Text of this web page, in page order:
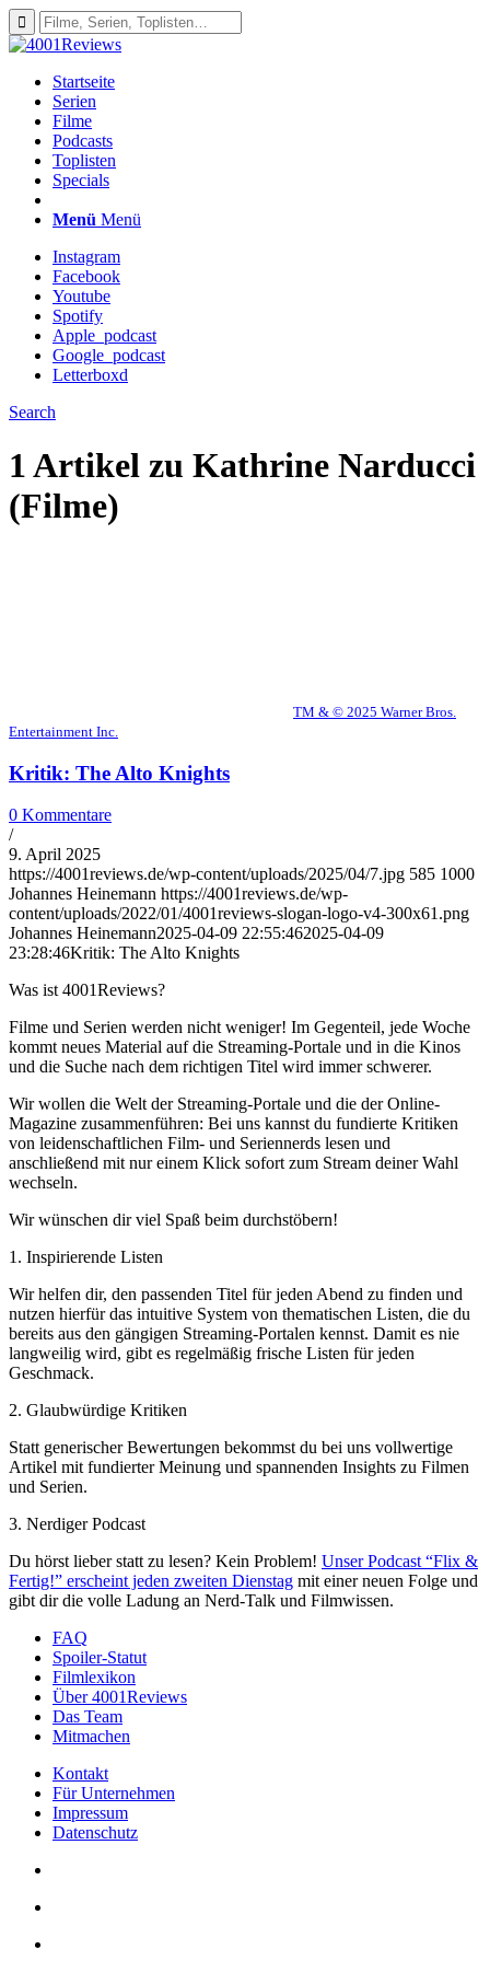
Startseite
Serien
Filme
Podcasts
Toplisten
Specials
Menü Menü
Instagram
Facebook
Youtube
Spotify
Apple_podcast
Google_podcast
Letterboxd
Search
1 Artikel zu Kathrine Narducci
(Filme)
TM & © 2025 Warner Bros.
Entertainment Inc.
Kritik: The Alto Knights
0 Kommentare
/
9. April 2025
https://4001reviews.de/wp-content/uploads/2025/04/7.jpg 585 1000
Johannes Heinemann https://4001reviews.de/wp-
content/uploads/2022/01/4001reviews-slogan-logo-v4-300x61.png
Johannes Heinemann2025-04-09 22:55:462025-04-09
23:28:46Kritik: The Alto Knights
Was ist 4001Reviews?
Filme und Serien werden nicht weniger! Im Gegenteil, jede Woche
kommt neues Material auf die Streaming-Portale und in die Kinos
und die Suche nach dem richtigen Titel wird immer schwerer.
Wir wollen die Welt der Streaming-Portale und die der Online-
Magazine zusammenführen: Bei uns kannst du fundierte Kritiken
von leidenschaftlichen Film- und Seriennerds lesen und
anschließend mit nur einem Klick sofort zum Stream deiner Wahl
wechseln.
Wir wünschen dir viel Spaß beim durchstöbern!
1. Inspirierende Listen
Wir helfen dir, den passenden Titel für jeden Abend zu finden und
nutzen hierfür das intuitive System von thematischen Listen, die du
bereits aus den gängigen Streaming-Portalen kennst. Damit es nie
langweilig wird, gibt es regelmäßig frische Listen für jeden
Geschmack.
2. Glaubwürdige Kritiken
Statt generischer Bewertungen bekommst du bei uns vollwertige
Artikel mit fundierter Meinung und spannenden Insights zu Filmen
und Serien.
3. Nerdiger Podcast
Du hörst lieber statt zu lesen? Kein Problem! Unser Podcast “Flix &
Fertig!” erscheint jeden zweiten Dienstag mit einer neuen Folge und
gibt dir die volle Ladung an Nerd-Talk und Filmwissen.
FAQ
Spoiler-Statut
Filmlexikon
Über 4001Reviews
Das Team
Mitmachen
Kontakt
Für Unternehmen
Impressum
Datenschutz